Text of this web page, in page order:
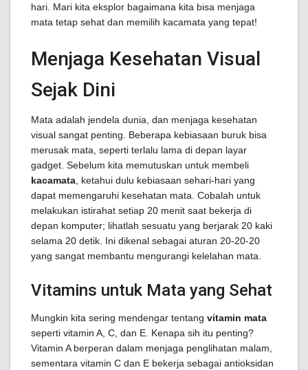
hari. Mari kita eksplor bagaimana kita bisa menjaga
mata tetap sehat dan memilih kacamata yang tepat!
Menjaga Kesehatan Visual
Sejak Dini
Mata adalah jendela dunia, dan menjaga kesehatan
visual sangat penting. Beberapa kebiasaan buruk bisa
merusak mata, seperti terlalu lama di depan layar
gadget. Sebelum kita memutuskan untuk membeli
kacamata , ketahui dulu kebiasaan sehari-hari yang
dapat memengaruhi kesehatan mata. Cobalah untuk
melakukan istirahat setiap 20 menit saat bekerja di
depan komputer; lihatlah sesuatu yang berjarak 20 kaki
selama 20 detik. Ini dikenal sebagai aturan 20-20-20
yang sangat membantu mengurangi kelelahan mata.
Vitamins untuk Mata yang Sehat
Mungkin kita sering mendengar tentang vitamin mata
seperti vitamin A, C, dan E. Kenapa sih itu penting?
Vitamin A berperan dalam menjaga penglihatan malam,
sementara vitamin C dan E bekerja sebagai antioksidan